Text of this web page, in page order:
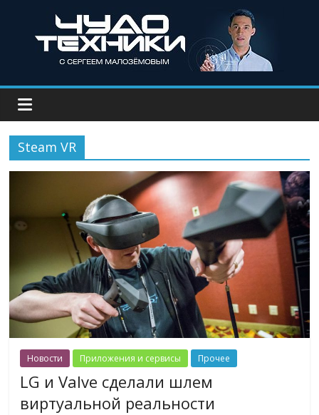
Steam VR
Новости Приложения и сервисы Прочее
LG и Valve сделали шлем
виртуальной реальности